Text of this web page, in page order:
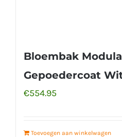
Bloembak
Gepoedercoat
€554.95
Toevoegen aan winkelwagen